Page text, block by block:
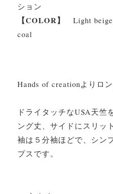
ション
【COLOR】 Light
coal
Hands of creationよりロ
ドライタッチなUSA天竺
ング丈、サイドにスリッ
袖は５分袖ほどで、シン
プスです。